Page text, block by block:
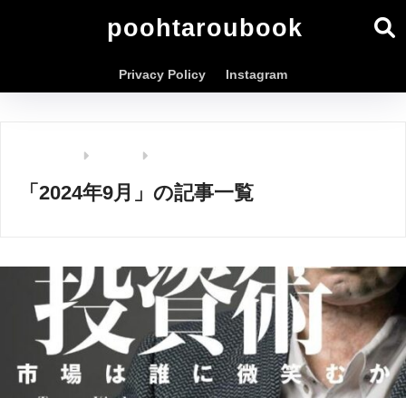
poohtaroubook
Privacy Policy Instagram
「2024年9月」の記事一覧